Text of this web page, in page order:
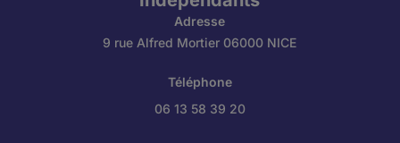
Adresse
9 rue Alfred Mortier 06000 NICE
Téléphone
06 13 58 39 20